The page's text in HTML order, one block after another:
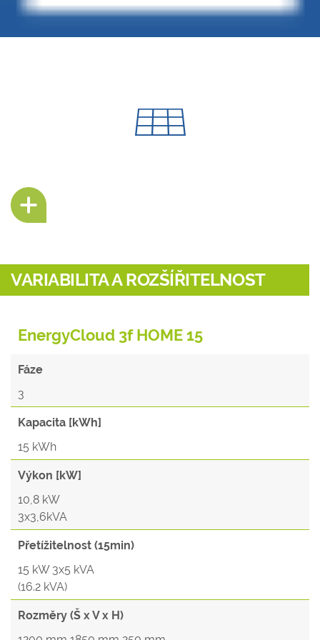
VARIABILITA A ROZŠÍŘITELNOST
EnergyCloud 3f HOME 15
Fáze
3
Kapacita [kWh]
15 kWh
Výkon [kW]
10,8 kW
3x3,6kVA
Přetížitelnost (15min)
15 kW 3x5 kVA
(16.2 kVA)
Rozměry (Š x V x H)